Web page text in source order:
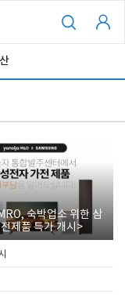
숙박업소 위한 삼
제품 특가 개시>